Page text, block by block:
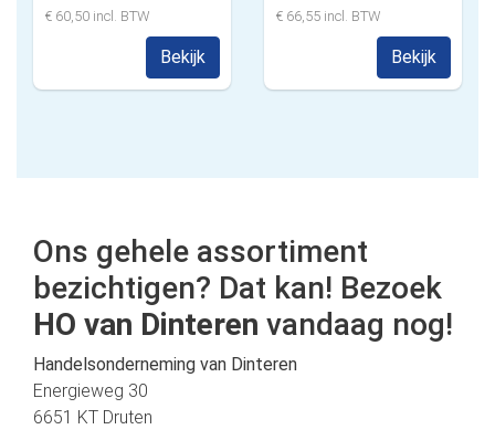
€ 60,50 incl. BTW
Bekijk
€ 66,55 incl. BTW
Bekijk
Ons gehele assortiment
bezichtigen? Dat kan! Bezoek
HO van Dinteren vandaag nog!
Handelsonderneming van Dinteren
Energieweg 30
6651 KT Druten